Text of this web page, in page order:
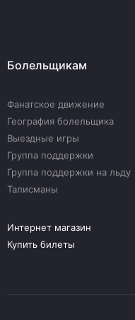
Болельщикам
Фанатское движение
География болельщика
Выездные игры
Группа поддержки
Группа поддержки на льду
Талисманы
Интернет магазин
Купить билеты